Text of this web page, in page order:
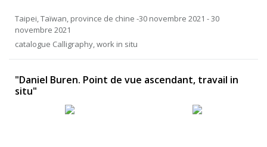
Taipei, Taïwan, province de chine -30 novembre 2021 - 30
novembre 2021
catalogue Calligraphy, work in situ
"Daniel Buren. Point de vue ascendant, travail in
situ"